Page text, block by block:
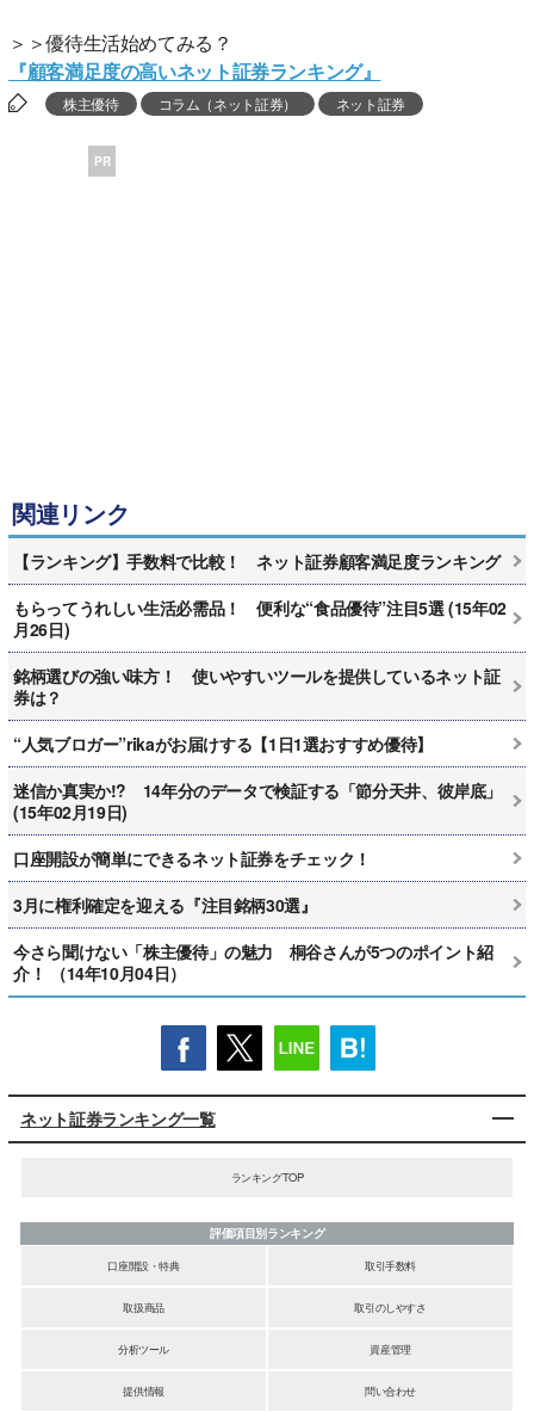
＞＞優待生活始めてみる？
『顧客満足度の高いネット証券ランキング』
株主優待 コラム（ネット証券） ネット証券
PR
関連リンク
【ランキング】手数料で比較！ ネット証券顧客満足度ランキング
もらってうれしい生活必需品！ 便利な“食品優待”注目5選 (15年02
月26日)
銘柄選びの強い味方！ 使いやすいツールを提供しているネット証
券は？
“人気ブロガー”rikaがお届けする【1日1選おすすめ優待】
迷信か真実か!? 14年分のデータで検証する「節分天井、彼岸底」
(15年02月19日)
口座開設が簡単にできるネット証券をチェック！
3月に権利確定を迎える『注目銘柄30選』
今さら聞けない「株主優待」の魅力 桐谷さんが5つのポイント紹
介！ （14年10月04日）
ネット証券ランキング一覧
ランキングTOP
評価項目別ランキング
口座開設・特典
取引手数料
取扱商品 取引のしやすさ
分析ツール 資産管理
提供情報 問い合わせ